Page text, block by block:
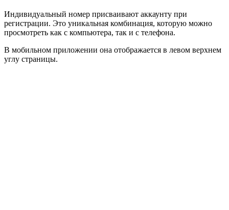
Индивидуальный номер присваивают аккаунту при
регистрации. Это уникальная комбинация, которую можно
просмотреть как с компьютера, так и с телефона.
В мобильном приложении она отображается в левом верхнем
углу страницы.